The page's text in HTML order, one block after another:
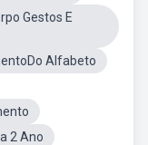
Gestos E
Alfabeto
2 Ano